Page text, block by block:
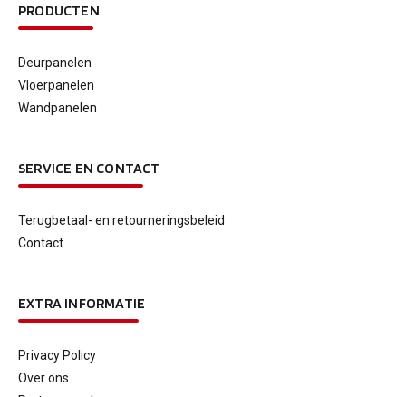
PRODUCTEN
Deurpanelen
Vloerpanelen
Wandpanelen
SERVICE EN CONTACT
Terugbetaal- en retourneringsbeleid
Contact
EXTRA INFORMATIE
Privacy Policy
Over ons